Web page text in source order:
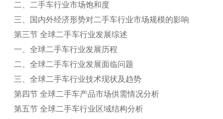
二、二手车行业市场饱和度
三、国内外经济形势对二手车行业市场规模的影响
第三节 全球二手车行业发展综述
一、全球二手车行业发展历程
二、全球二手车行业发展面临问题
三、全球二手车行业技术现状及趋势
第四节 全球二手车产品市场供需情况分析
第五节 全球二手车行业区域结构分析